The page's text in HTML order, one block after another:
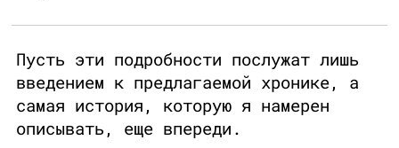
Пусть эти подробности послужат лишь
введением к предлагаемой хронике, а
самая история, которую я намерен
описывать, еще впереди.